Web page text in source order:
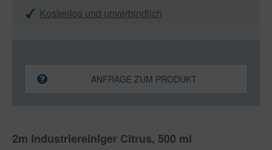
2m Industriereiniger Citrus, 500 ml
Kostenlos und unverbindlich
ANFRAGE ZUM PRODUKT